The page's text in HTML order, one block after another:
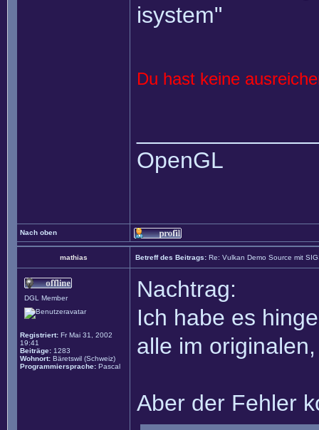
isystem"
Du hast keine
OpenGL
Nach oben
mathias Betreff des Beitrags: Re: Vulkan Demo Source mit
DGL Member
Registriert: Fr Mai 31, 2002
19:41
Beiträge: 1283
Wohnort: Bäretswil (Schweiz)
Programmiersprache: Pascal
Nachtrag:
Ich habe es
alle im
Aber der Fehler